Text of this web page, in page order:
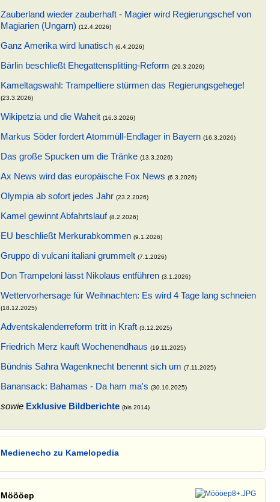
Zauberland wieder zauberhaft - Magier wird Regierungschef von
Magiarien (Ungarn) (12.4.2026)
Ganz Amerika wird lunatisch (6.4.2026)
Bärlin beschließt Ehegattensplitting-Reform (29.3.2026)
Kameltagswahl: Trampeltiere stürmen das Regierungsgehege!
(23.3.2026)
Wikipetzia und die Waheit (16.3.2026)
Markus Söder fordert Atommüll-Endlager in Bayern (16.3.2026)
Das große Spucken um die Tränke (13.3.2026)
Ax News wird das europäische Fox News (6.3.2026)
Olympia ab sofort jedes Jahr (23.2.2026)
Kamel gewinnt Abfahrtslauf (8.2.2026)
EU beschließt Merkurabkommen (9.1.2026)
Gruppo di vulcani italiani grummelt (7.1.2026)
Don Trampeloni lässt Nikolaus entführen (3.1.2026)
Wettervorhersage für Weihnachten: Es wird 4 Tage lang schneien
(18.12.2025)
Adventskalenderreform tritt in Kraft (3.12.2025)
Friedrich Merz kauft Wochenendhaus (19.11.2025)
Bündnis Sahra Wagenknecht benennt sich um (7.11.2025)
Banansack: Bahamas - Da ham ma's (30.10.2025)
sowie Exklusive Bildberichte (bis 2014)
Medienecho zu Kamelopedia
Möööep